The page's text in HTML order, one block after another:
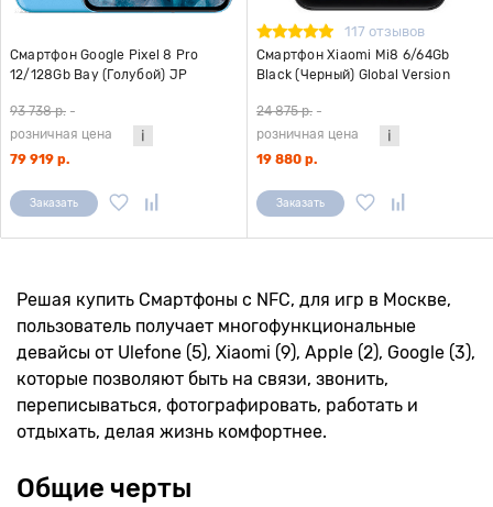
Смартфон Google Pixel 8 Pro
12/128Gb Bay (Голубой) JP
93 738 р. -
розничная цена
79 919 р.
Заказать
117 отзывов
Смартфон Xiaomi Mi8 6/64Gb
Black (Черный) Global Version
24 875 р. -
розничная цена
19 880 р.
Заказать
Решая купить Смартфоны с NFC, для игр в Москве,
пользователь получает многофункциональные
девайсы от Ulefone (5), Xiaomi (9), Apple (2), Google (3),
которые позволяют быть на связи, звонить,
переписываться, фотографировать, работать и
отдыхать, делая жизнь комфортнее.
Общие черты